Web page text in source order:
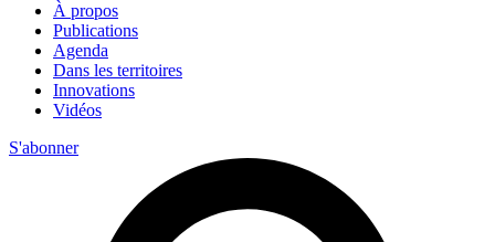
À propos
Publications
Agenda
Dans les territoires
Innovations
Vidéos
S'abonner